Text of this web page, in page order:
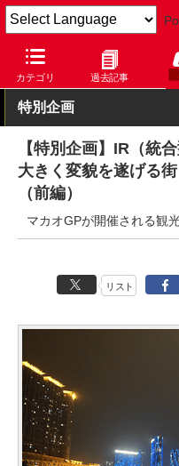
カテゴリ 過去記事
Car Watch モータースポーツ
特別企画
【特別企画】IR（統
大きく変貌を遂げる
（前編）
マカオGPが開催される観
リスト